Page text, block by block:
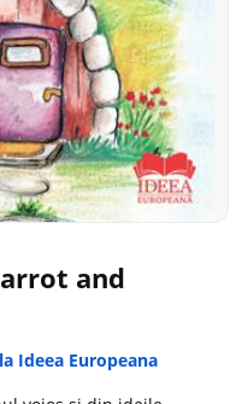
and
Ideea Europeana